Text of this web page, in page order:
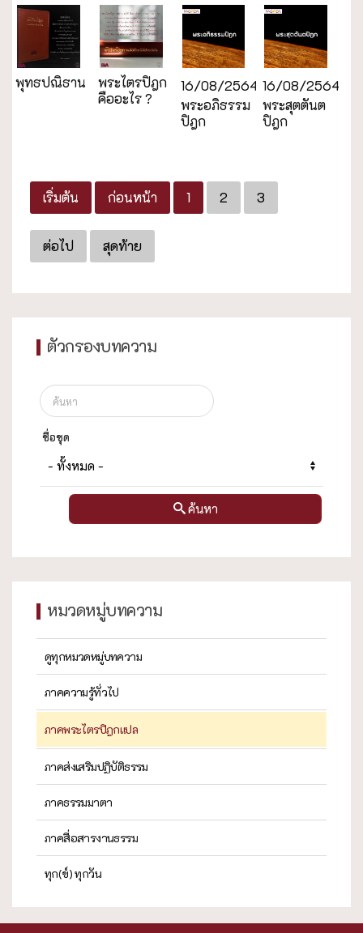
พุทธปณิธาน
พระไตรปิฎก
คืออะไร ?
16/08/2564
พระอภิธรรม
ปิฎก
16/08/2564
พระสุตตันต
ปิฎก
เริ่มต้น ก่อนหน้า 1 2 3
ต่อไป สุดท้าย
ตัวกรองบทความ
ชื่อชุด
ค้นหา
หมวดหมู่บทความ
ดูทุกหมวดหมู่บทความ
ภาคความรู้ทั่วไป
ภาคพระไตรปิฎกแปล
ภาคส่งเสริมปฏิบัติธรรม
ภาคธรรมมาตา
ภาคสื่อสารงานธรรม
ทุก(ข์) ทุกวัน